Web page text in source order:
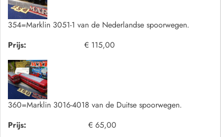
354=Marklin 3051-1 van de Nederlandse spoorwegen.
Prijs:
€ 115,00
360=Marklin 3016-4018 van de Duitse spoorwegen.
Prijs:
€ 65,00